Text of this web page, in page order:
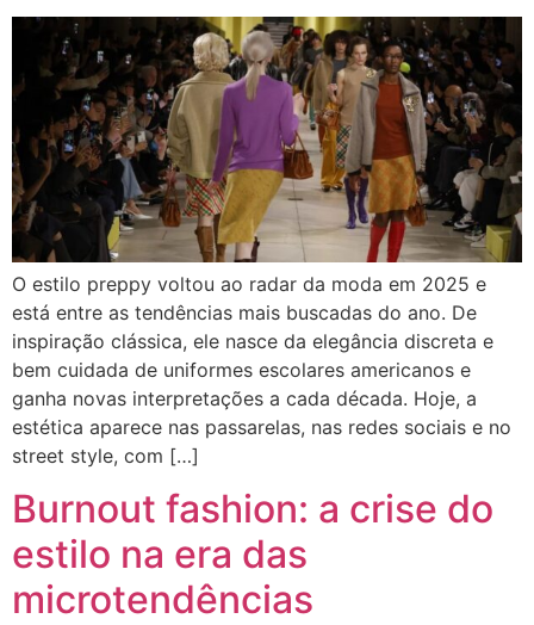
O estilo preppy voltou ao radar da moda em 2025 e
está entre as tendências mais buscadas do ano. De
inspiração clássica, ele nasce da elegância discreta e
bem cuidada de uniformes escolares americanos e
ganha novas interpretações a cada década. Hoje, a
estética aparece nas passarelas, nas redes sociais e no
street style, com […]
Burnout fashion: a crise do
estilo na era das
microtendências